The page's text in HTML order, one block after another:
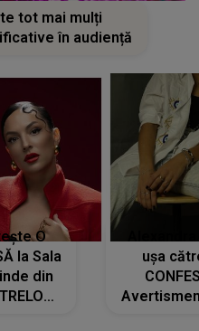
tot mai mulți
în audiență
O
la Sala
din
ușa